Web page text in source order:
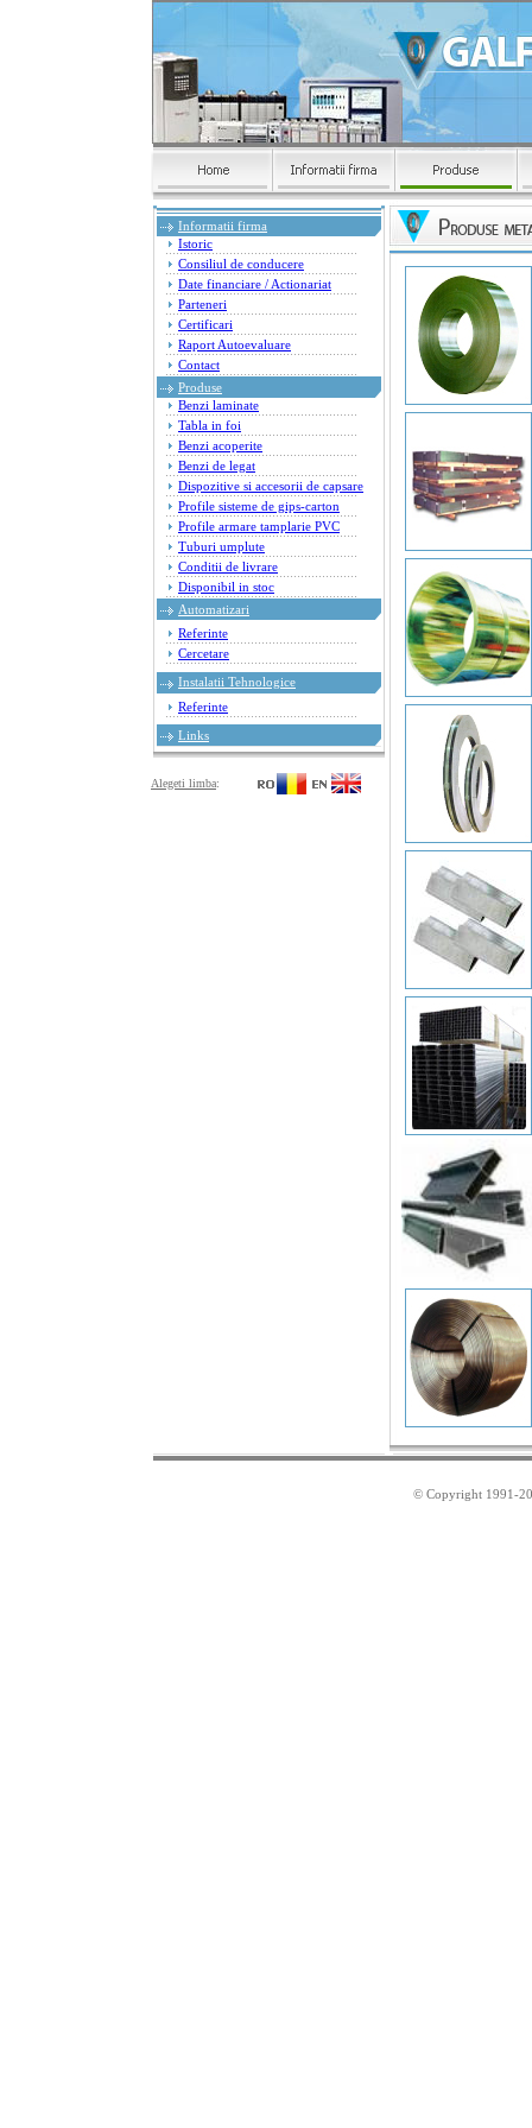
Informatii firma
Istoric
Consiliul de conducere
Date financiare / Actionariat
Parteneri
Certificari
Raport Autoevaluare
Contact
Produse
Benzi laminate
Tabla in foi
Benzi acoperite
Benzi de legat
Dispozitive si accesorii de capsare
Profile sisteme de gips-carton
Profile armare tamplarie PVC
Tuburi umplute
Conditii de livrare
Disponibil in stoc
Automatizari
Referinte
Cercetare
Instalatii Tehnologice
Referinte
Links
Alegeti limba:
© Copyright 1991-